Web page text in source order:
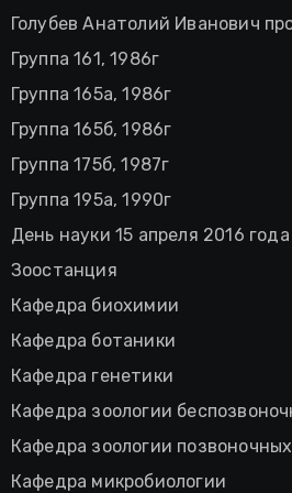
Голубев Анатолий Иванович
Группа 161, 1986г
Группа 165а, 1986г
Группа 165б, 1986г
Группа 175б, 1987г
Группа 195а, 1990г
День науки 15 апреля 2016 года
Зоостанция
Кафедра биохимии
Кафедра ботаники
Кафедра генетики
Кафедра зоологии
Кафедра зоологии позвоночных
Кафедра микробиологии